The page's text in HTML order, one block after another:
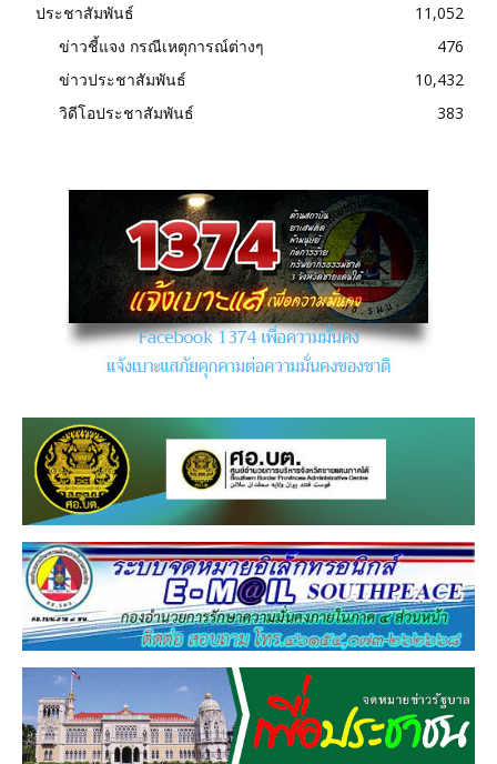
ประชาสัมพันธ์
11,052
ข่าวชี้แจง กรณีเหตุการณ์ต่างๆ
476
ข่าวประชาสัมพันธ์
10,432
วิดีโอประชาสัมพันธ์
383